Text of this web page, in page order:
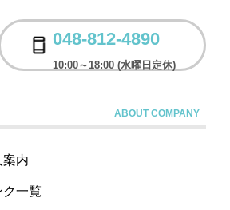
048-812-4890
10:00～18:00 (水曜日定休)
案内
ク一覧